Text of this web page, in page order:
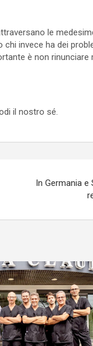
le
invece ha dei
è non
il nostro sé.
In Germania